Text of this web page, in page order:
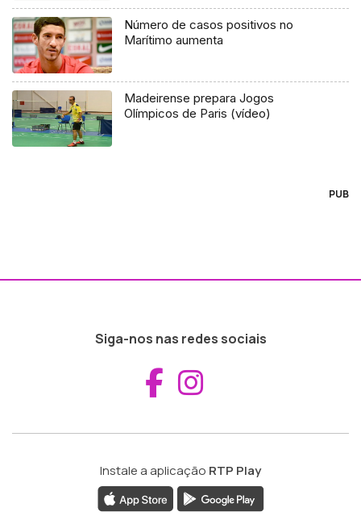
Número de casos positivos no
Marítimo aumenta
Madeirense prepara Jogos
Olímpicos de Paris (vídeo)
PUB
Siga-nos nas redes sociais
Aceder ao
Instale a aplicação RTP Play